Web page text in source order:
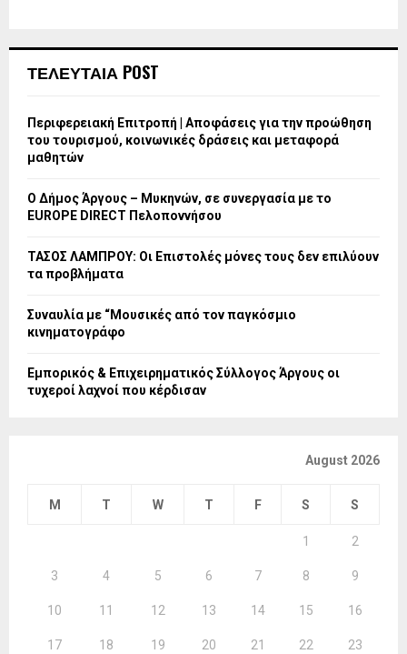
ΤΕΛΕΥΤΑΙΑ POST
Περιφερειακή Επιτροπή | Αποφάσεις για την προώθηση
του τουρισμού, κοινωνικές δράσεις και μεταφορά
μαθητών
Ο Δήμος Άργους – Μυκηνών, σε συνεργασία με το
EUROPE DIRECT Πελοποννήσου
ΤΑΣΟΣ ΛΑΜΠΡΟΥ: Οι Επιστολές μόνες τους δεν επιλύουν
τα προβλήματα
Συναυλία με “Μουσικές από τον παγκόσμιο
κινηματογράφο
Εμπορικός & Επιχειρηματικός Σύλλογος Άργους οι
τυχεροί λαχνοί που κέρδισαν
August 2026
M T W T F S S
1 2
3 4 5 6 7 8 9
10 11 12 13 14 15 16
17 18 19 20 21 22 23